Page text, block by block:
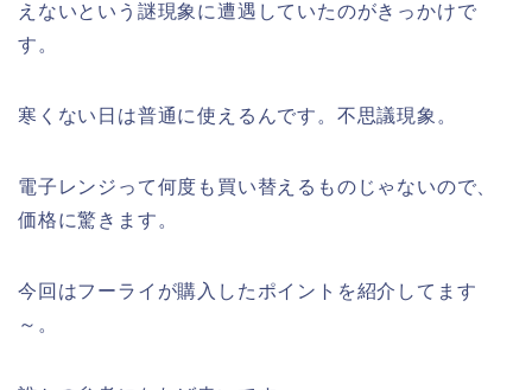
えないという謎現象に遭遇していたのがきっかけで
す。
寒くない日は普通に使えるんです。不思議現象。
電子レンジって何度も買い替えるものじゃないので、
価格に驚きます。
今回はフーライが購入したポイントを紹介してます
～。